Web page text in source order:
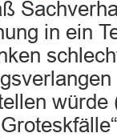
in ein
würde